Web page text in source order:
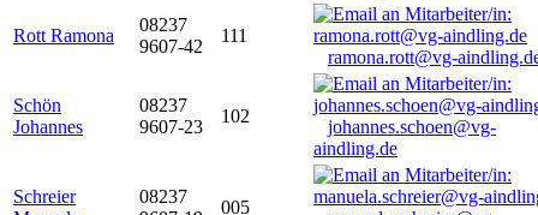
Rott Ramona
08237
9607-42
111
ramona.rott@vg-
Schön
Johannes
08237
9607-23
102
johannes.schoen@vg-
aindling.de
Schreier
08237
005